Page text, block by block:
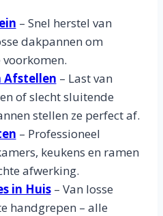
– Snel herstel van
dakpannen om
Afstellen – Last van
of slecht sluitende
stellen ze perfect af.
– Professioneel
keukens en ramen
afwerking.
in Huis– Van losse
handgrepen – alle